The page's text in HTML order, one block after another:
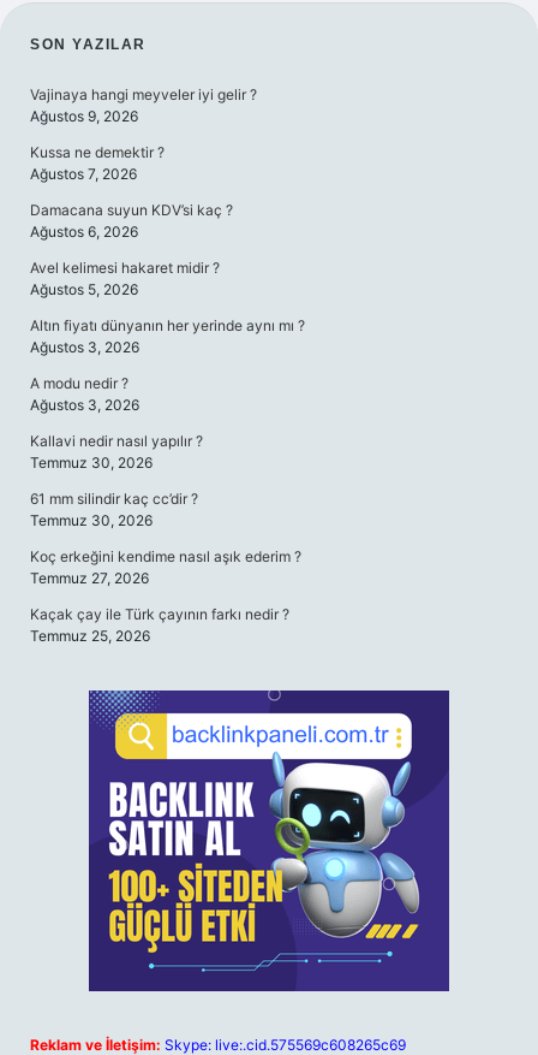
SIDEBAR
SON YAZILAR
Vajinaya hangi meyveler iyi gelir ?
Ağustos 9, 2026
Kussa ne demektir ?
Ağustos 7, 2026
Damacana suyun KDV’si kaç ?
Ağustos 6, 2026
Avel kelimesi hakaret midir ?
Ağustos 5, 2026
Altın fiyatı dünyanın her yerinde aynı mı ?
Ağustos 3, 2026
A modu nedir ?
Ağustos 3, 2026
Kallavi nedir nasıl yapılır ?
Temmuz 30, 2026
61 mm silindir kaç cc’dir ?
Temmuz 30, 2026
Koç erkeğini kendime nasıl aşık ederim ?
Temmuz 27, 2026
Kaçak çay ile Türk çayının farkı nedir ?
Temmuz 25, 2026
Reklam ve İletişim: Skype: live:.cid.575569c608265c69